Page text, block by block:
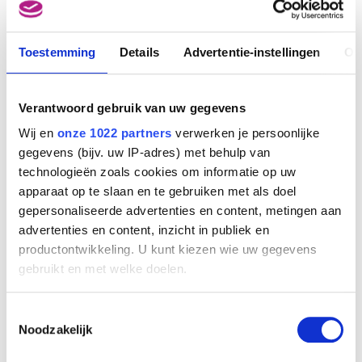
Toestemming Details Advertentie-instellingen
Verantwoord gebruik van uw gegevens
Wij en onze 1022 partners verwerken je persoonlijke
gegevens (bijv. uw IP-adres) met behulp van
technologieën zoals cookies om informatie op uw
apparaat op te slaan en te gebruiken met als doel
gepersonaliseerde advertenties en content, metingen aan
advertenties en content, inzicht in publiek en
productontwikkeling. U kunt kiezen wie uw gegevens
gebruikt en met welke doelen.
Informatie verzamelen over uw geografische
locatie, die tot een paar meter nauwkeurig kan zijn
Noodzakelijk
Lambotte André
Lambrecht Constant
Lambrechts C.
Lambrechts Jan Baptist
Lambrichs Edmond
Lammens Jean-Baptiste
Gent 1818 - 1894
Lamorinière François
Antwerpen 1828 - 1911
Landry Abel [LOANed Artworks]
Landuyt Octave
Landschap (rotsen)
Paul Lauters